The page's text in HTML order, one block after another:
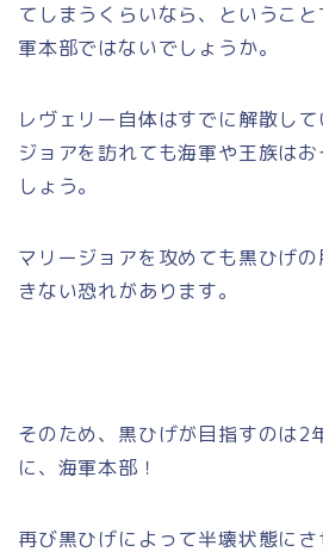
てしまうくらいなら、というこ
軍本部ではないでしょうか。
レヴェリー自体はすでに解散し
ジョアを訪れても海軍や王族は
しょう。
マリージョアを攻めても黒ひげ
きない恐れがあります。
そのため、黒ひげが目指すのは2
に、海軍本部！
再び黒ひげによって半壊状態に